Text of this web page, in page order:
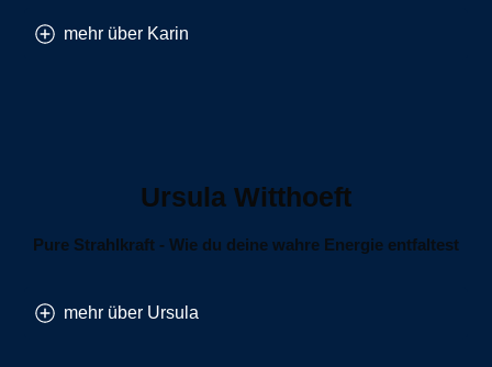
mehr über Karin
Ursula Witthoeft
Pure Strahlkraft - Wie du deine wahre Energie entfaltest
mehr über Ursula